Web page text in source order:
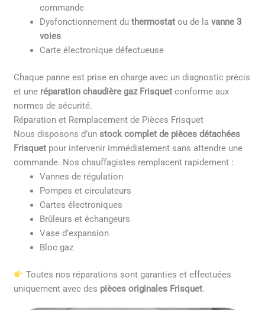
commande
Dysfonctionnement duthermostat ou de lavanne 3
voies
Carte électronique défectueuse
Chaque panne est prise en charge avec un diagnostic précis
et une réparation chaudière gaz Frisquet conforme aux
normes de sécurité.
Réparation et Remplacement de Pièces Frisquet
Nous disposons d’unstock complet de pièces détachées
Frisquet pour intervenir immédiatement sans attendre une
commande. Nos chauffagistes remplacent rapidement :
Vannes de régulation
Pompes et circulateurs
Cartes électroniques
Brûleurs et échangeurs
Vase d’expansion
Bloc gaz
Toutes nos réparations sont garanties et effectuées
uniquement avec des pièces originales Frisquet.